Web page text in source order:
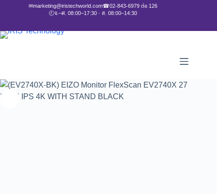
✉marketing@iristechworld.com☎02-843-6979 ต่อ 126
🕘จ.–ศ. 08:00–17:30 · ส. 08:00–14:30